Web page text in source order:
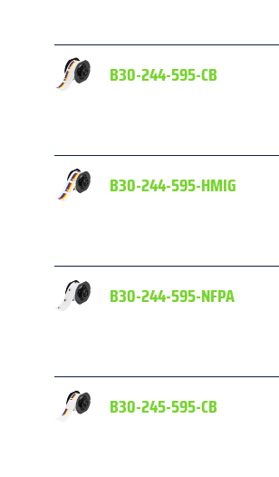
B30-244-595-CB
B30-244-595-HMIG
B30-244-595-NFPA
B30-245-595-CB